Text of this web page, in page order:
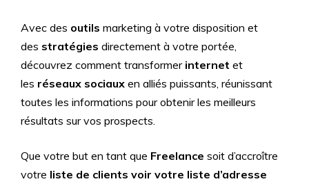
Avec des outils marketing à votre disposition et
des stratégies directement à votre portée,
découvrez comment transformer internet et
les réseaux sociaux en alliés puissants, réunissant
toutes les informations pour obtenir les meilleurs
résultats sur vos prospects.
Que votre but en tant que Freelance soit d’accroître
votre liste de clients voir votre liste d’adresse